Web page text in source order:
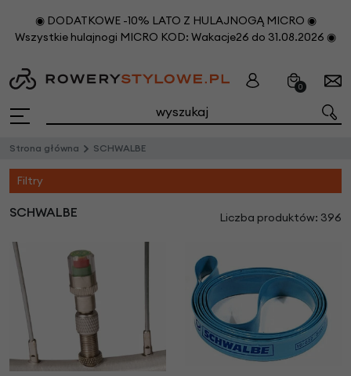
◉ DODATKOWE -10% LATO Z HULAJNOGĄ MICRO ◉
Wszystkie hulajnogi MICRO KOD: Wakacje26 do 31.08.2026 ◉
0
Strona główna SCHWALBE
Filtry
SCHWALBE Liczba produktów: 396